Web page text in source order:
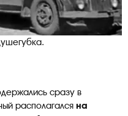
сразу в
располагался на